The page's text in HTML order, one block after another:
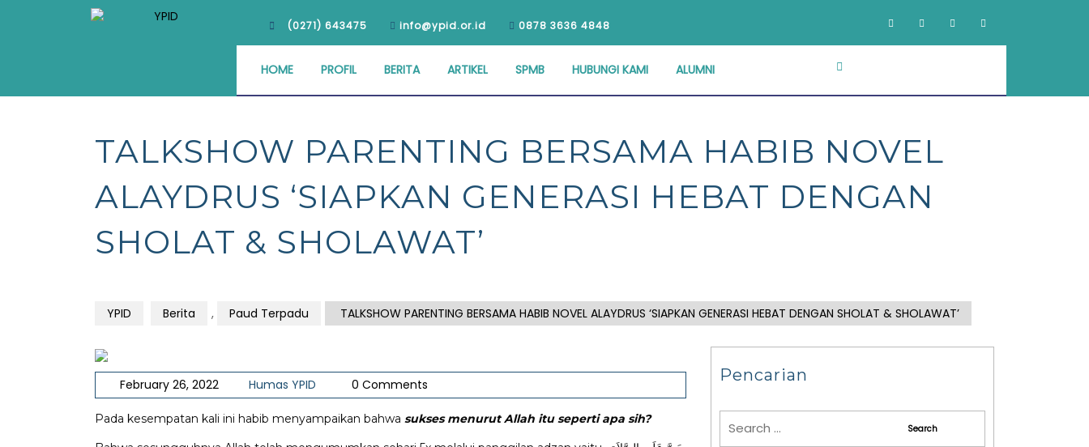
(0271) 643475 info@ypid.or.id 0878 3636 4848
HOME PROFIL BERITA ARTIKEL SPMB HUBUNGI KAMI ALUMNI
TALKSHOW PARENTING BERSAMA HABIB NOVEL
ALAYDRUS ‘SIAPKAN GENERASI HEBAT DENGAN
SHOLAT & SHOLAWAT’
YPID Berita , Paud Terpadu TALKSHOW PARENTING BERSAMA HABIB NOVEL ALAYDRUS ‘SIAPKAN GENERASI HEBAT DENGAN SHOLAT & SHOLAWAT’
February 26, 2022 Humas YPID 0 Comments
Pada kesempatan kali ini habib menyampaikan bahwa sukses menurut Allah itu seperti apa sih?
Pencarian